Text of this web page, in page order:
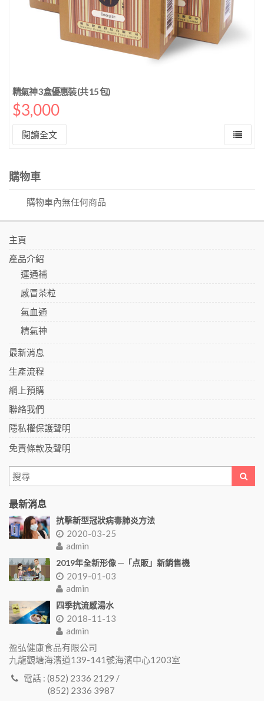
精氣神 3盒優惠裝 (共 15 包)
$3,000
閱讀全文
購物車
購物車內無任何商品
主頁
產品介紹
運通補
感冒茶粒
氣血通
精氣神
最新消息
生產流程
網上預購
聯絡我們
隱私權保護聲明
免責條款及聲明
最新消息
抗擊新型冠狀病毒肺炎方法
2020-03-25
admin
2019年全新形像 ─「点販」新銷售機
2019-01-03
admin
四季抗流感湯水
2018-11-13
admin
盈弘健康食品有限公司
九龍觀塘海濱道139-141號海濱中心1203室
電話 : (852) 2336 2129 /
(852) 2336 3987